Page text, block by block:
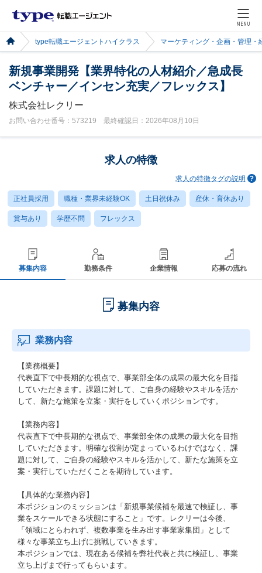
MENU
type転職エージェントハイクラス マーケティング・企画・管理・
新規事業開発【業界特化の人材紹介／急成長
ベンチャー／インセン充実／フレックス】
株式会社レクリー
お問い合わせ番号：573219 最終確認日：2026年08月10日
求人の特徴
求人の特徴タグの説明
正社員採用 職種・業界未経験OK 土日祝休み 産休・育休あり
賞与あり 学歴不問 フレックス
募集内容 勤務条件 企業情報 応募の流れ
募集内容
業務内容
【業務概要】
代表直下で中長期的な視点で、事業部全体の成果の最大化を目指
していただきます。課題に対して、ご自身の経験やスキルを活か
して、新たな施策を立案・実行をしていくポジションです。
【業務内容】
代表直下で中長期的な視点で、事業部全体の成果の最大化を目指
していただきます。明確な役割が定まっているわけではなく、課
題に対して、ご自身の経験やスキルを活かして、新たな施策を立
案・実行していただくことを期待しています。
【具体的な業務内容】
本ポジションのミッションは「新規事業候補を最速で検証し、事
業をスケールできる状態にすること」です。レクリーは今後、
「領域にとらわれず、複数事業を生み出す事業家集団」として
様々な事業立ち上げに挑戦していきます。
本ポジションでは、現在ある候補を弊社代表と共に検証し、事業
立ち上げまで行ってもらいます。